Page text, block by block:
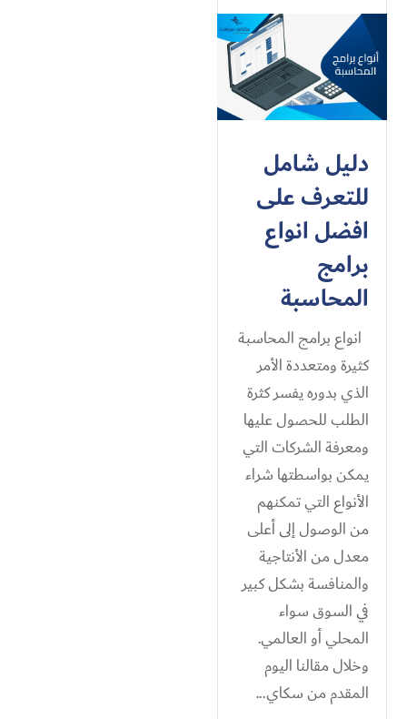
دليل شامل
للتعرف على
افضل انواع
برامج
المحاسبة​
انواع برامج المحاسبة​
كثيرة ومتعددة الأمر
الذي بدوره يفسر كثرة
الطلب للحصول عليها
ومعرفة الشركات التي
يمكن بواسطتها شراء
الأنواع التي تمكنهم
من الوصول إلى أعلى
معدل من الأنتاجية
والمنافسة بشكل كبير
في السوق سواء
المحلي أو العالمي.
وخلال مقالنا اليوم
المقدم من سكاي...